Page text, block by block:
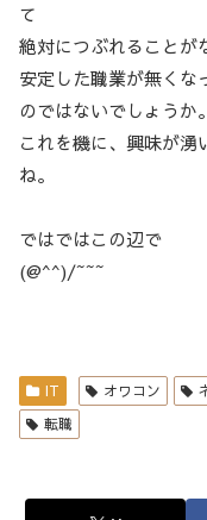
て
絶対につぶれることが
安定した職業が無く
のではないでしょうか。
これを機に、興味が湧
ね。
ではではこの辺で
(@^^)/~~~
IT オワコン
転職